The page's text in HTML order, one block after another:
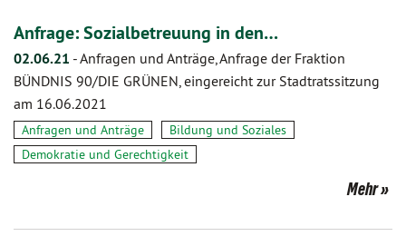
Anfrage: Sozialbetreuung in den…
02.06.21 -Anfragen und Anträge, Anfrage der Fraktion
BÜNDNIS 90/DIE GRÜNEN, eingereicht zur Stadtratssitzung
am 16.06.2021
Anfragen und Anträge
Bildung und Soziales
Demokratie und Gerechtigkeit
Mehr